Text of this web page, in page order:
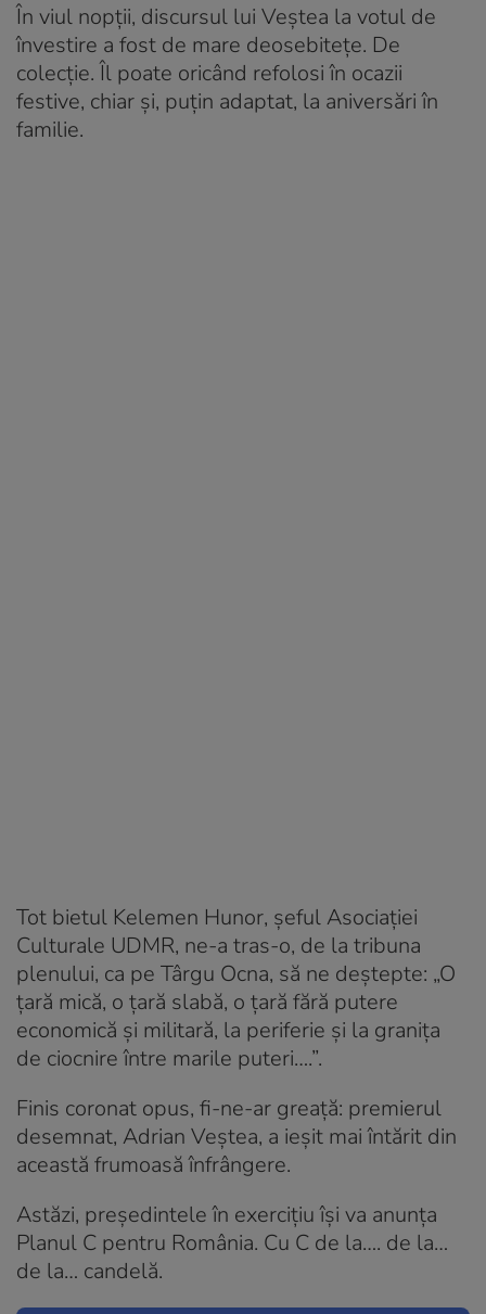
În viul nopții, discursul lui Veștea la votul de
învestire a fost de mare deosebitețe. De
colecție. Îl poate oricând refolosi în ocazii
festive, chiar și, puțin adaptat, la aniversări în
familie.
Tot bietul Kelemen Hunor, șeful Asociației
Culturale UDMR, ne-a tras-o, de la tribuna
plenului, ca pe Târgu Ocna, să ne deștepte: „O
țară mică, o țară slabă, o țară fără putere
economică și militară, la periferie și la granița
de ciocnire între marile puteri….”.
Finis coronat opus, fi-ne-ar greață: premierul
desemnat, Adrian Veștea, a ieșit mai întărit din
această frumoasă înfrângere.
Astăzi, președintele în exercițiu își va anunța
Planul C pentru România. Cu C de la…. de la…
de la… candelă.